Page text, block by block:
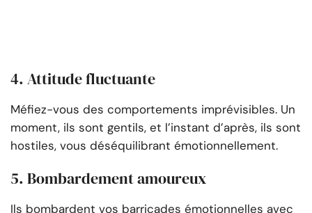
4. Attitude fluctuante
Méfiez-vous des comportements imprévisibles. Un
moment, ils sont gentils, et l’instant d’après, ils sont
hostiles, vous déséquilibrant émotionnellement.
5. Bombardement amoureux
Ils bombardent vos barricades émotionnelles avec